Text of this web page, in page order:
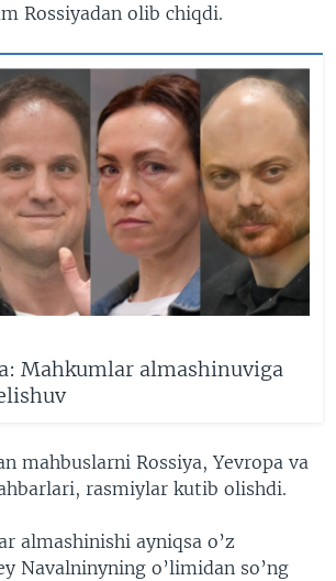
Rossiyadan olib chiqdi.
Mahkumlar almashinuviga
mahbuslarni Rossiya, Yevropa va
rasmiylar kutib olishdi.
almashinishi ayniqsa o’z
Navalninyning o’limidan so’ng